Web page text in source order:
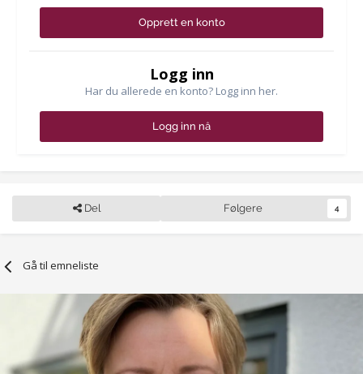
Opprett en konto
Logg inn
Har du allerede en konto? Logg inn her.
Logg inn nå
Del Følgere 4
Gå til emneliste